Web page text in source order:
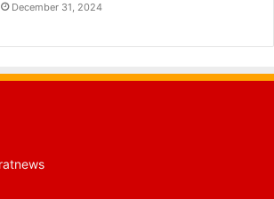
December 31, 2024